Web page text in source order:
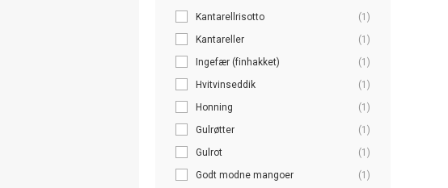
Kantarellrisotto
(1)
Kantareller
(1)
Ingefær (finhakket)
(1)
Hvitvinseddik
(1)
Honning
(1)
Gulrøtter
(1)
Gulrot
(1)
Godt modne mangoer
(1)